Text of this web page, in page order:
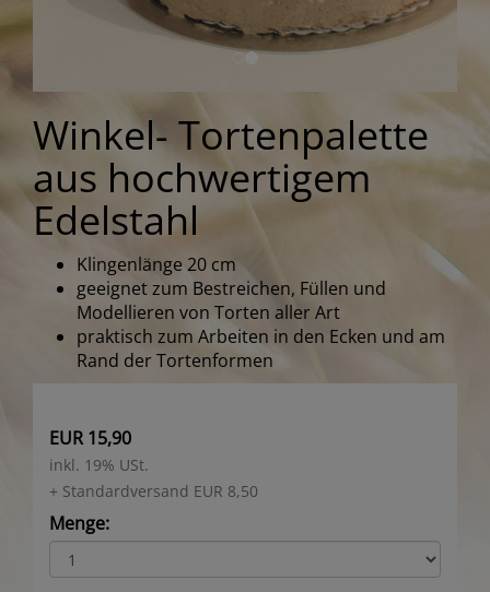
Winkel- Tortenpalette
aus hochwertigem
Edelstahl
Klingenlänge 20 cm
geeignet zum Bestreichen, Füllen und
Modellieren von Torten aller Art
praktisch zum Arbeiten in den Ecken und am
Rand der Tortenformen
EUR 15,90
inkl. 19% USt.
+ Standardversand EUR 8,50
Menge: